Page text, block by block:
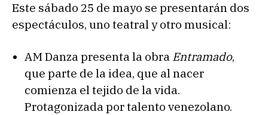
Este sábado 25 de mayo se presentarán dos
espectáculos, uno teatral y otro musical:
AM Danza presenta la obra Entramado,
que parte de la idea, que al nacer
comienza el tejido de la vida.
Protagonizada por talento venezolano.